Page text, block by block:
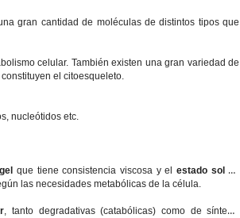
gran cantidad de moléculas de distintos tipos que
celular. También existen una gran variedad de
el citoesqueleto.
nucleótidos etc.
que tiene consistencia viscosa y elestado sol de
las necesidades metabólicas de la célula.
, tanto degradativas (catabólicas) como de síntesis